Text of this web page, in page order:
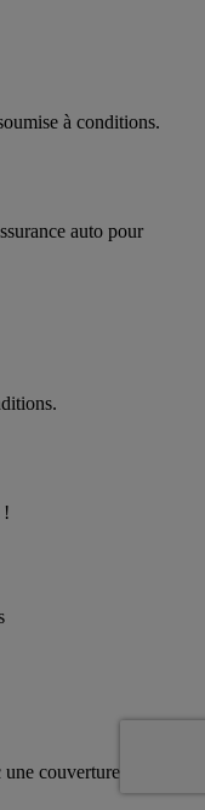
à conditions.
auto pour
!
une couverture